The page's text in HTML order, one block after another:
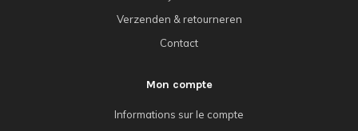
Verzenden & retourneren
Contact
Mon compte
Informations sur le compte